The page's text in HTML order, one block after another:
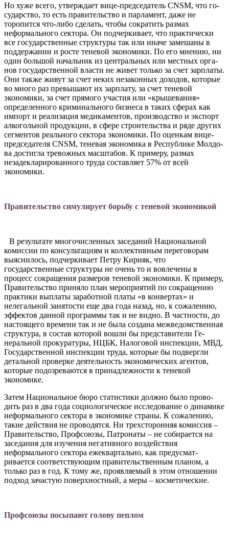
Но хуже всего, утверждает ви­це-председатель CNSM, что го­
сударство, то есть правительство и парламент, даже не
торопится что-либо сделать, чтобы сокра­тить размах
неформального сек­тора. Он подчеркивает, что прак­тически
все государственные структуры так или иначе замеша­ны в
поддержании и росте тене­вой экономики. По его мнению, ни
один большой начальник из центральных или местных орга­
нов государственной власти не живет только за счет зарплаты.
Они также живут за счет неких незаконных доходов, которые
во много раз превышают их зарпла­ту, за счет теневой
экономики, за счет прямого участия или «кры­шевания»
определенного кри­минального бизнеса в таких сфе­рах как
импорт и реализация ме­дикаментов, производство и эк­спорт
алкогольной продукции, в сфере строительства и ряде дру­гих
сегментов реального секто­ра экономики. По оценкам ви­це-
председателя CNSM, теневая экономика в Республике Молдо­
ва достигла тревожных масшта­бов. К примеру, размах
незадек­ларированного труда составляет 57% от всей
экономики.
Правительство симулирует борьбу с теневой экономикой
В результате многочисленных заседаний Национальной
комис­сии по консультациям и коллек­тивным переговорам
выясни­лось, подчеркивает Петру Кири­як, что
государственные струк­туры не очень то и вовлечены в
процесс сокращения размеров теневой экономики. К примеру,
Правительство приняло план ме­роприятий по сокращению
прак­тики выплаты заработной платы «в конвертах» и
нелегальной за­нятости еще два года назад, но, к сожалению,
эффектов данной программы так и не видно. В час­тности, до
настоящего времени так и не была создана межведомс­твенная
структура, в состав кото­рой вошли бы представители Ге­
неральной прокуратуры, НЦБК, Налоговой инспекции, МВД,
Го­сударственной инспекции труда, которые бы подвергли
детальной проверке деятельность экономи­ческих агентов,
которые подоз­реваются в принадлежности к те­невой
экономике.
Затем Национальное бюро статистики должно было прово­
дить раз в два года социологичес­кое исследование о динамике
не­формального сектора в экономи­ке страны. К сожалению,
такие действия не проводятся. Ни трех­сторонняя комиссия –
Прави­тельство, Профсоюзы, Патрона­ты – не собирается на
заседания для изучения негативного воз­действия
неформального сектора ежеквартально, как предусмат­
ривается соответствующим пра­вительственным планом, а
толь­ко раз в год. К тому же, проявля­емый в этом отношении
подход зачастую поверхностный, а меры – косметические.
Профсоюзы посыпают голову пеплом